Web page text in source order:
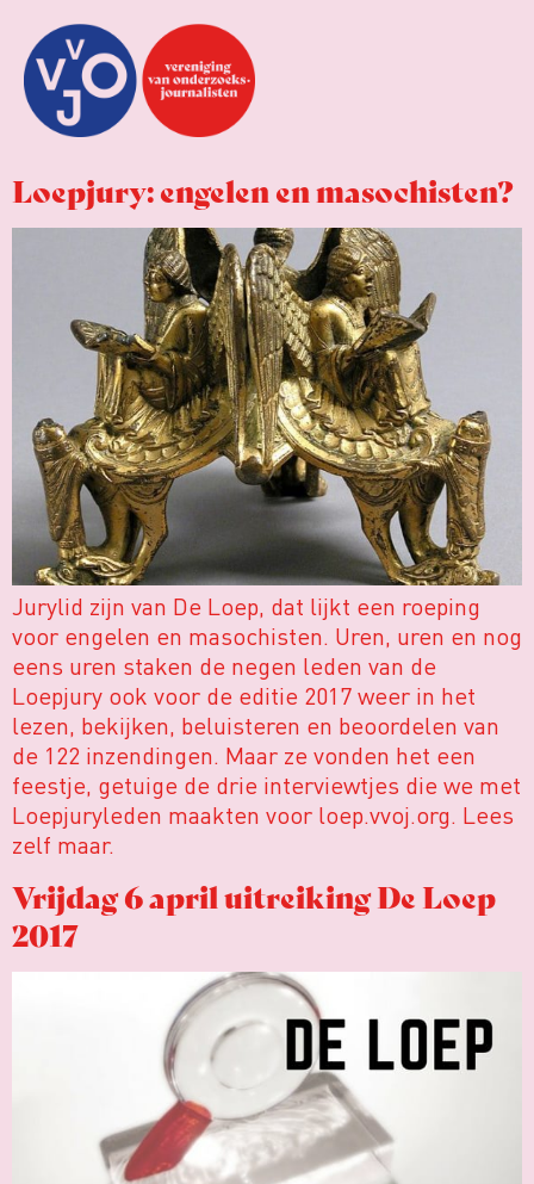
Loepjury: engelen en masochisten?
Jurylid zijn van De Loep, dat lijkt een roeping
voor engelen en masochisten. Uren, uren en nog
eens uren staken de negen leden van de
Loepjury ook voor de editie 2017 weer in het
lezen, bekijken, beluisteren en beoordelen van
de 122 inzendingen. Maar ze vonden het een
feestje, getuige de drie interviewtjes die we met
Loepjuryleden maakten voor loep.vvoj.org. Lees
zelf maar.
Vrijdag 6 april uitreiking De Loep
2017